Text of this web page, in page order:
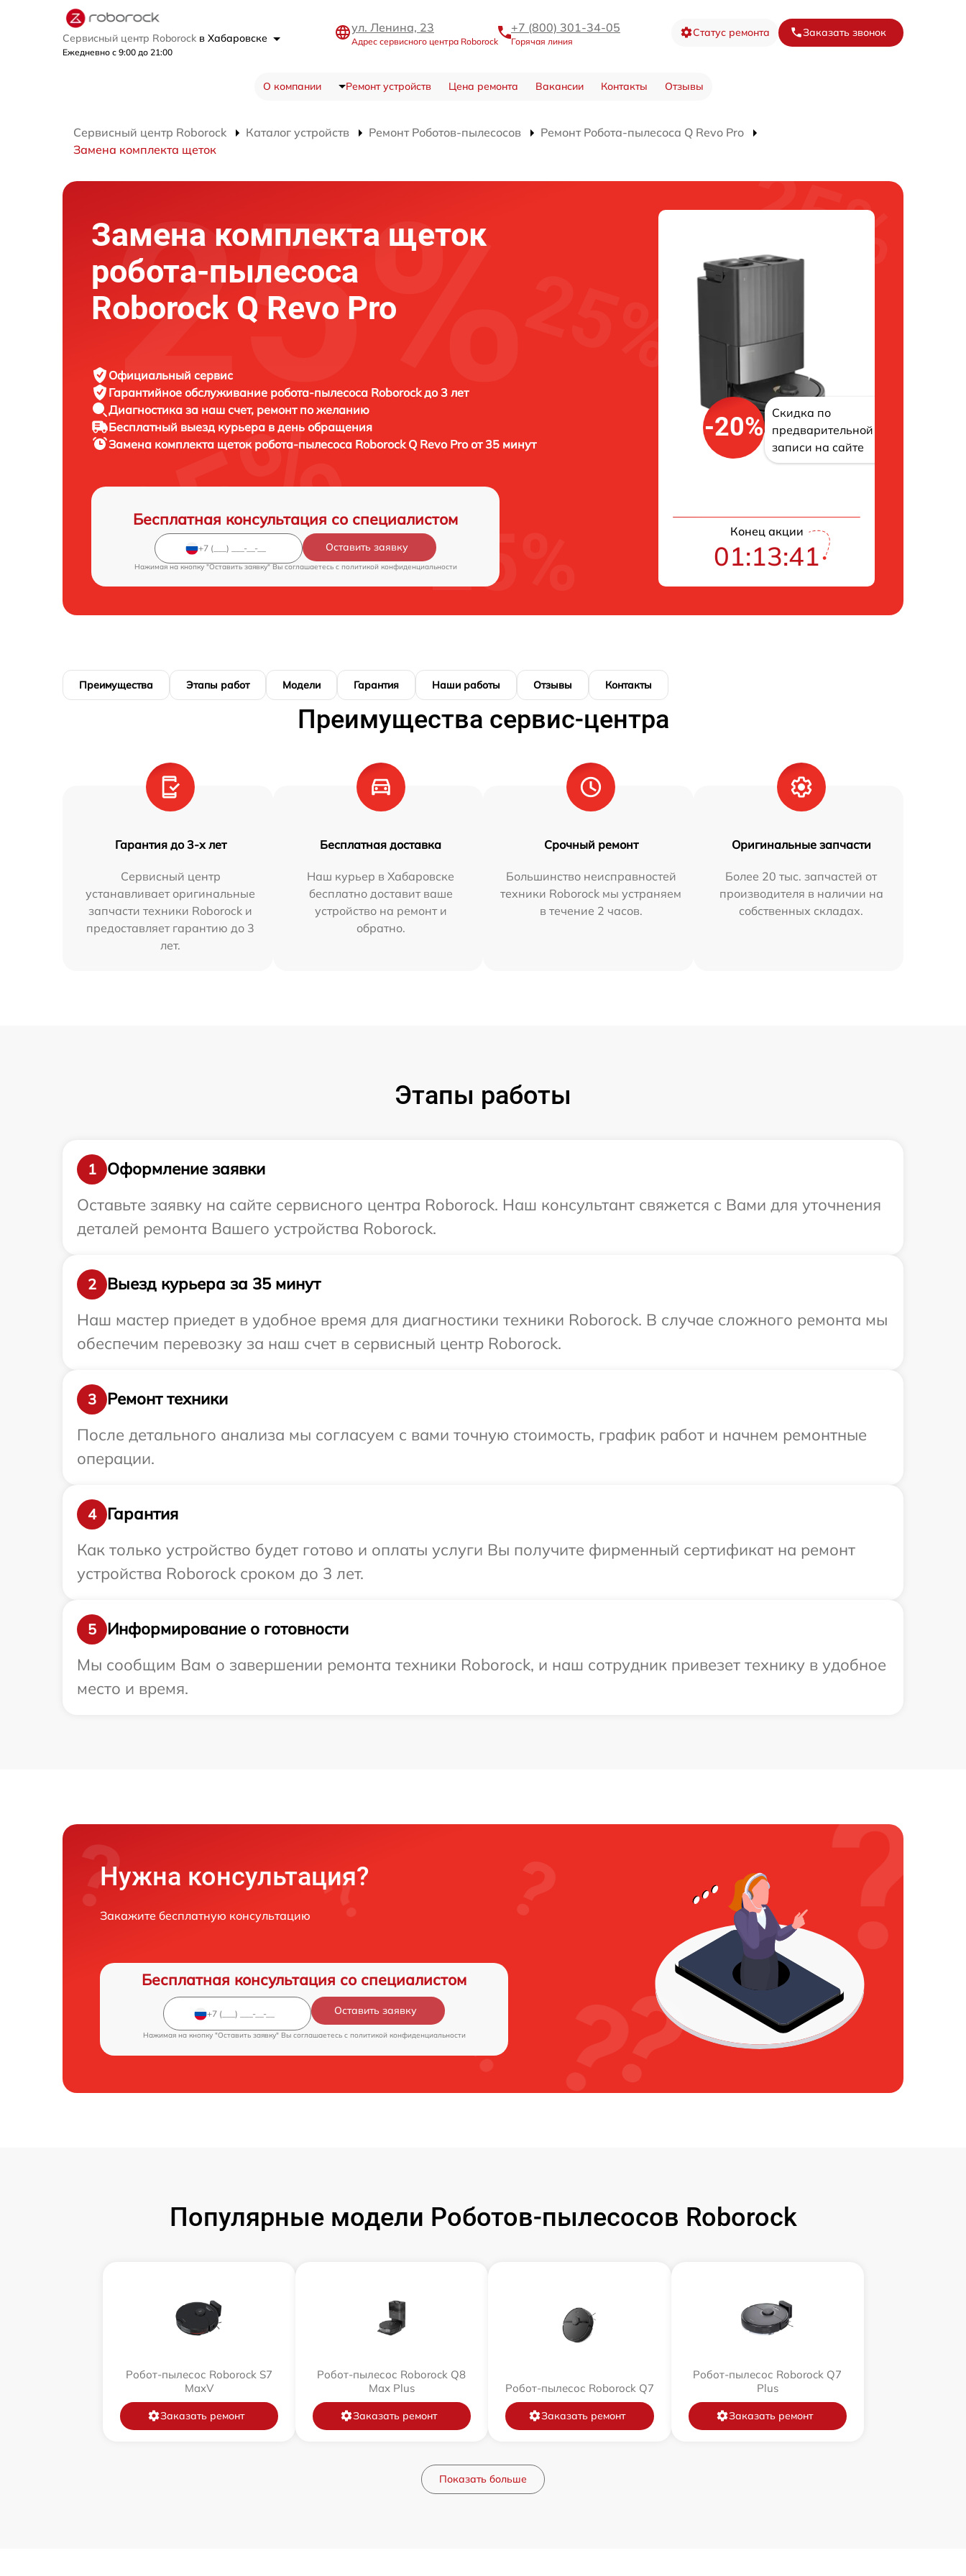
Сервисный центр Roborock в Хабаровске
Ежедневно с 9:00 до 21:00
ул. Ленина, 23
Адрес сервисного центра Roborock
+7 (800) 301-34-05
Горячая линия
Статус ремонта Заказать звонок
О компании Ремонт устройств Цена ремонта Вакансии Контакты Отзывы
Сервисный центр Roborock Каталог устройств Ремонт Роботов-пылесосов
Ремонт Робота-пылесоса Q Revo Pro
Замена комплекта щеток
Замена комплекта щеток
робота-пылесоса
Roborock Q Revo Pro
Официальный сервис
Гарантийное обслуживание робота-пылесоса Roborock до 3 лет
Диагностика за наш счет, ремонт по желанию
Бесплатный выезд курьера в день обращения
Замена комплекта щеток робота-пылесоса Roborock Q Revo Pro от 35 минут
Бесплатная консультация со специалистом
Оставить заявку
Нажимая на кнопку "Оставить заявку" Вы соглашаетесь c политикой конфиденциальности
-20%
Скидка по
предварительной
записи на сайте
Конец акции
01:13:39
Преимущества Этапы работ Модели Гарантия Наши работы Отзывы Контакты
Преимущества сервис-центра
Гарантия до 3-х лет
Сервисный центр
устанавливает оригинальные
запчасти техники Roborock и
предоставляет гарантию до 3
лет.
Бесплатная доставка
Наш курьер в Хабаровске
бесплатно доставит ваше
устройство на ремонт и
обратно.
Срочный ремонт
Большинство неисправностей
техники Roborock мы устраняем
в течение 2 часов.
Оригинальные запчасти
Более 20 тыс. запчастей от
производителя в наличии на
собственных складах.
Этапы работы
1
Оформление заявки
Оставьте заявку на сайте сервисного центра Roborock. Наш консультант свяжется с Вами для уточнения
деталей ремонта Вашего устройства Roborock.
2
Выезд курьера за 35 минут
Наш мастер приедет в удобное время для диагностики техники Roborock. В случае сложного ремонта мы
обеспечим перевозку за наш счет в сервисный центр Roborock.
3
Ремонт техники
После детального анализа мы согласуем с вами точную стоимость, график работ и начнем ремонтные
операции.
4
Гарантия
Как только устройство будет готово и оплаты услуги Вы получите фирменный сертификат на ремонт
устройства Roborock сроком до 3 лет.
5
Информирование о готовности
Мы сообщим Вам о завершении ремонта техники Roborock, и наш сотрудник привезет технику в удобное
место и время.
Нужна консультация?
Закажите бесплатную консультацию
Бесплатная консультация со специалистом
Оставить заявку
Нажимая на кнопку "Оставить заявку" Вы соглашаетесь c политикой конфиденциальности
Популярные модели Роботов-пылесосов Roborock
Робот-пылесос Roborock S7
MaxV
Заказать ремонт
Робот-пылесос Roborock Q8
Max Plus
Заказать ремонт
Робот-пылесос Roborock Q7
Заказать ремонт
Робот-пылесос Roborock Q7
Plus
Заказать ремонт
Показать больше